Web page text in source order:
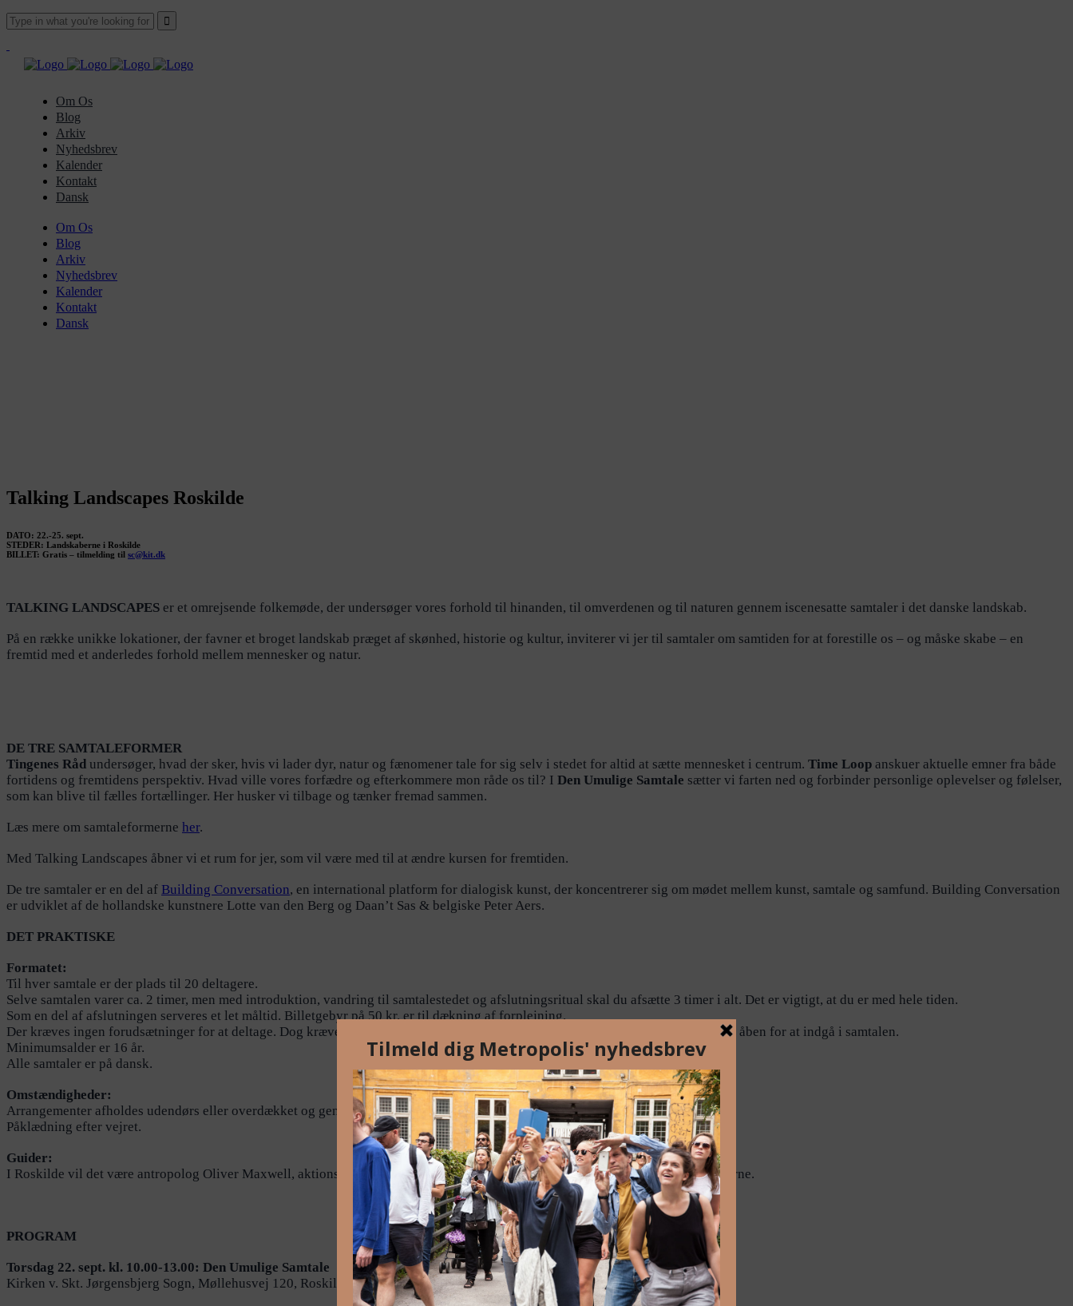
Om Os
Blog
Arkiv
Nyhedsbrev
Kalender
Kontakt
Dansk
Om Os
Blog
Arkiv
Nyhedsbrev
Kalender
Kontakt
Dansk
Talking Landscapes Roskilde
DATO: 22.-25. sept.
STEDER: Landskaberne i Roskilde
BILLET: Gratis – tilmelding til sc@kit.dk
TALKING LANDSCAPES er et omrejsende folkemøde, der undersøger vores forhold til hinanden, til omverdenen og til naturen gennem iscenesatte samtaler i det danske landskab.
På en række unikke lokationer, der favner et broget landskab præget af skønhed, historie og kultur, inviterer vi jer til samtaler om samtiden for at forestille os – og måske skabe – en
fremtid med et anderledes forhold mellem mennesker og natur.
DE TRE SAMTALEFORMER
Tingenes Råd undersøger, hvad der sker, hvis vi lader dyr, natur og fænomener tale for sig selv i stedet for altid at sætte mennesket i centrum. Time Loop anskuer aktuelle emner fra både
fortidens og fremtidens perspektiv. Hvad ville vores forfædre og efterkommere mon råde os til? I Den Umulige Samtale sætter vi farten ned og forbinder personlige oplevelser og følelser,
som kan blive til fælles fortællinger. Her husker vi tilbage og tænker fremad sammen.
Læs mere om samtaleformerne her.
Med Talking Landscapes åbner vi et rum for jer, som vil være med til at ændre kursen for fremtiden.
De tre samtaler er en del af Building Conversation, en international platform for dialogisk kunst, der koncentrerer sig om mødet mellem kunst, samtale og samfund. Building Conversation
er udviklet af de hollandske kunstnere Lotte van den Berg og Daan’t Sas & belgiske Peter Aers.
DET PRAKTISKE
Formatet:
Til hver samtale er der plads til 20 deltagere.
Selve samtalen varer ca. 2 timer, men med introduktion, vandring til samtalestedet og afslutningsritual skal du afsætte 3 timer i alt. Det er vigtigt, at du er med hele tiden.
Som en del af afslutningen serveres et let måltid. Billetgebyr på 50 kr. er til dækning af forplejning.
Der kræves ingen forudsætninger for at deltage. Dog kræver formatet aktiv deltagelse fra din side, så du skal have lyst til og være åben for at indgå i samtalen.
Minimumsalder er 16 år.
Alle samtaler er på dansk.
Omstændigheder:
Arrangementer afholdes udendørs eller overdækket og gennemføres i tilfælde af regn.
Påklædning efter vejret.
Guider:
I Roskilde vil det være antropolog Oliver Maxwell, aktionsfilosof Oleg Kofoed og iscenesætter Vera Maeder, som guider samtalerne.
PROGRAM
Torsdag 22. sept. kl. 10.00-13.00: Den Umulige Samtale
Kirken v. Skt. Jørgensbjerg Sogn, Møllehusvej 120, Roskilde